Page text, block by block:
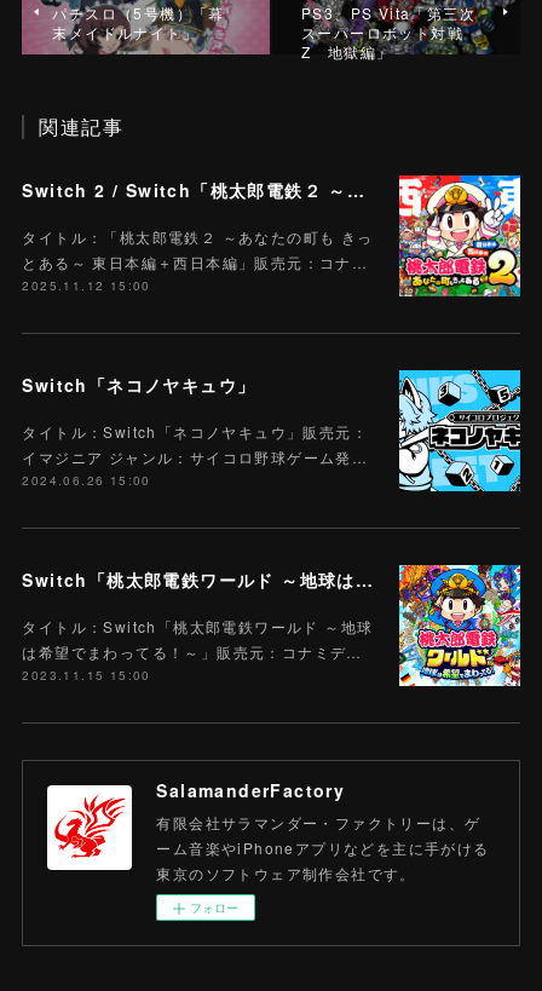
パチスロ（5号機）「幕
末メイドルナイト」
PS3、PS Vita「第三次
スーパーロボット対戦
Z 地獄編」
関連記事
Switch 2 / Switch「桃太郎電鉄２ ～あなたの町も きっとある～ 東日本編＋西日本編」
タイトル：「桃太郎電鉄２ ～あなたの町も きっ
とある～ 東日本編＋西日本編」販売元：コナ…
2025.11.12 15:00
Switch「ネコノヤキュウ」
タイトル：Switch「ネコノヤキュウ」販売元：
イマジニア ジャンル：サイコロ野球ゲーム発…
2024.06.26 15:00
Switch「桃太郎電鉄ワールド ～地球は希望でまわってる！～」
タイトル：Switch「桃太郎電鉄ワールド ～地球
は希望でまわってる！～」販売元：コナミデ…
2023.11.15 15:00
SalamanderFactory
有限会社サラマンダー・ファクトリーは、ゲ
ーム音楽やiPhoneアプリなどを主に手がける
東京のソフトウェア制作会社です。
フォロー